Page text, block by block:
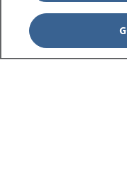
Om 1177
Kontakt